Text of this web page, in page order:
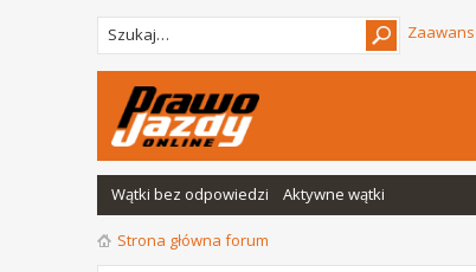
Wątki bez odpowiedzi Aktywne wątki
Strona główna forum